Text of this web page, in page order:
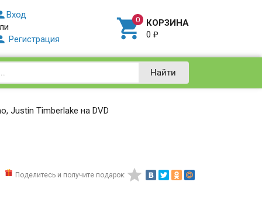
Вход
Регистрация  КОРЗИНА
0₽
Найти
Justin Timberlake на DVD
Поделитесь и получите подарок: 